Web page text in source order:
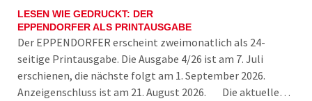
LESEN WIE GEDRUCKT: DER
EPPENDORFER ALS PRINTAUSGABE
Der EPPENDORFER erscheint zweimonatlich als 24-
seitige Printausgabe. Die Ausgabe 4/26 ist am 7. Juli
erschienen, die nächste folgt am 1. September 2026.
Anzeigenschluss ist am 21. August 2026. Die aktuelle…